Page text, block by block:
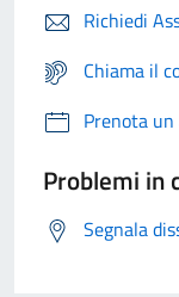
Richiedi
Chiama il
Prenota
Problemi in
Segnala